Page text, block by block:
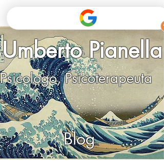
Umberto Pianella
Psicologo, Psicoterapeuta
Blog